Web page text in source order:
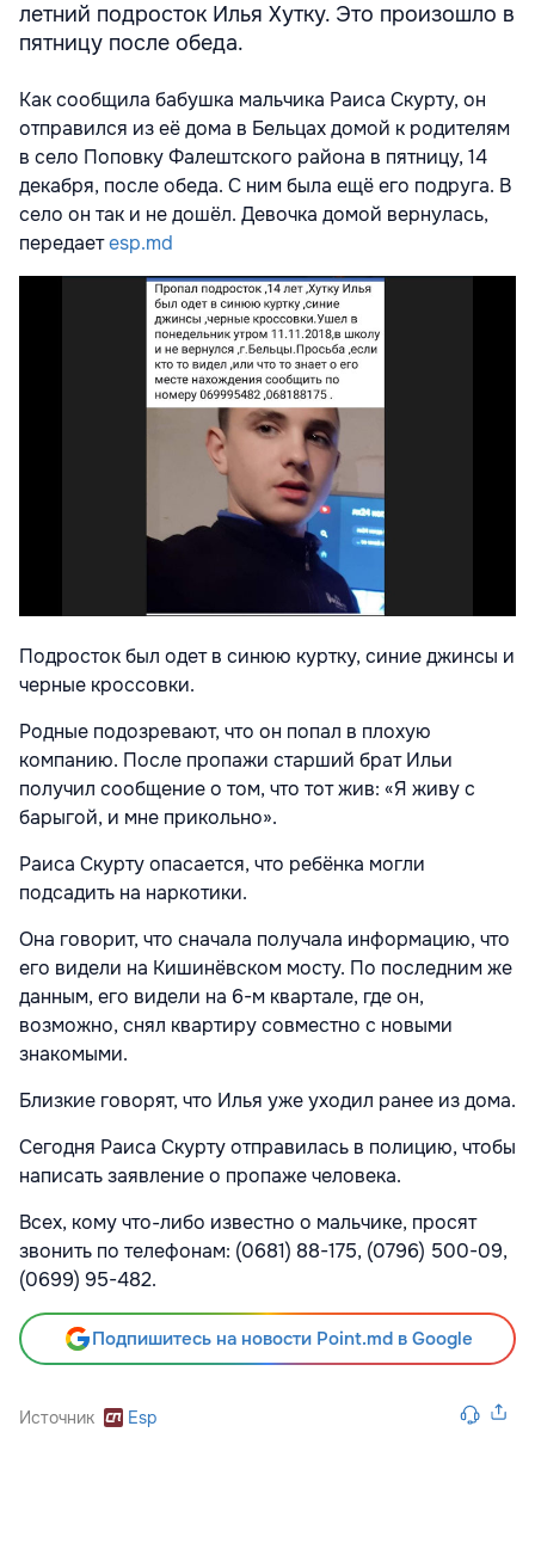
летний подросток Илья Хутку. Это произошло в
пятницу после обеда.
Как сообщила бабушка мальчика Раиса Скурту, он
отправился из её дома в Бельцах домой к родителям
в село Поповку Фалештского района в пятницу, 14
декабря, после обеда. С ним была ещё его подруга. В
село он так и не дошёл. Девочка домой вернулась,
передаетesp.md
Подросток был одет в синюю куртку, синие джинсы и
черные кроссовки.
Родные подозревают, что он попал в плохую
компанию. После пропажи старший брат Ильи
получил сообщение о том, что тот жив: «Я живу с
барыгой, и мне прикольно».
Раиса Скурту опасается, что ребёнка могли
подсадить на наркотики.
Она говорит, что сначала получала информацию, что
его видели на Кишинёвском мосту. По последним же
данным, его видели на 6-м квартале, где он,
возможно, снял квартиру совместно с новыми
знакомыми.
Близкие говорят, что Илья уже уходил ранее из дома.
Сегодня Раиса Скурту отправилась в полицию, чтобы
написать заявление о пропаже человека.
Всех, кому что-либо известно о мальчике, просят
звонить по телефонам: (0681) 88-175, (0796) 500-09,
(0699) 95-482.
Подпишитесь на новости Point.md в Google
Источник Esp